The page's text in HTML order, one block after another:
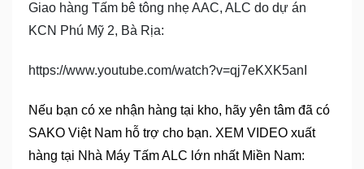
Giao hàng Tấm bê tông nhẹ AAC, ALC do dự án
KCN Phú Mỹ 2, Bà Rịa:
https://www.youtube.com/watch?v=qj7eKXK5anI
Nếu bạn có xe nhận hàng tại kho, hãy yên tâm đã có
SAKO Việt Nam hỗ trợ cho bạn. XEM VIDEO xuất
hàng tại Nhà Máy Tấm ALC lớn nhất Miền Nam: